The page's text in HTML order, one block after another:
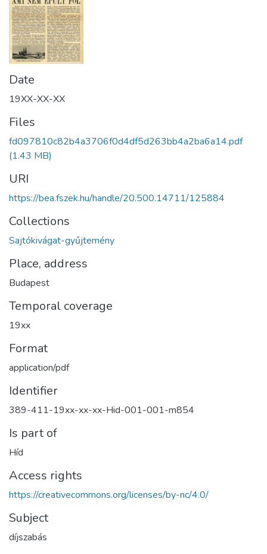
Date
19XX-XX-XX
Files
fd097810c82b4a3706f0d4df5d263bb4a2ba6a14.pdf
(1.43 MB)
URI
https://bea.fszek.hu/handle/20.500.14711/125884
Collections
Sajtókivágat-gyűjtemény
Place, address
Budapest
Temporal coverage
19xx
Format
application/pdf
Identifier
389-411-19xx-xx-xx-Hid-001-001-m854
Is part of
Híd
Access rights
https://creativecommons.org/licenses/by-nc/4.0/
Subject
díjszabás